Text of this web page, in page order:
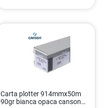
Carta plotter 914mmx50m
90gr bianca opaca canson